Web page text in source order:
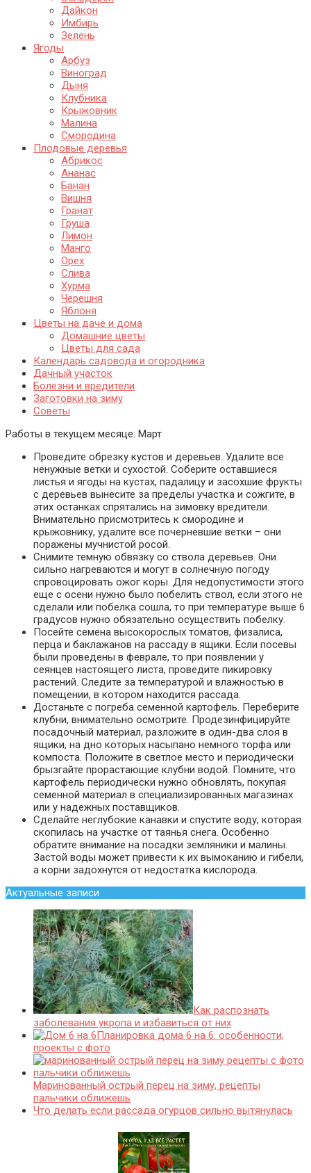
Дайкон
Имбирь
Зелень
Ягоды
Арбуз
Виноград
Дыня
Клубника
Крыжовник
Малина
Смородина
Плодовые деревья
Абрикос
Ананас
Банан
Вишня
Гранат
Груша
Лимон
Манго
Орех
Слива
Хурма
Черешня
Яблоня
Цветы на даче и дома
Домашние цветы
Цветы для сада
Календарь садовода и огородника
Дачный участок
Болезни и вредители
Заготовки на зиму
Советы
Работы в текущем месяце: Март
Проведите обрезку кустов и деревьев. Удалите все
ненужные ветки и сухостой. Соберите оставшиеся
листья и ягоды на кустах, падалицу и засохшие фрукты
с деревьев вынесите за пределы участка и сожгите, в
этих останках спрятались на зимовку вредители.
Внимательно присмотритесь к смородине и
крыжовнику, удалите все почерневшие ветки – они
поражены мучнистой росой.
Снимите темную обвязку со ствола деревьев. Они
сильно нагреваются и могут в солнечную погоду
спровоцировать ожог коры. Для недопустимости этого
еще с осени нужно было побелить ствол, если этого не
сделали или побелка сошла, то при температуре выше 6
градусов нужно обязательно осуществить побелку.
Посейте семена высокорослых томатов, физалиса,
перца и баклажанов на рассаду в ящики. Если посевы
были проведены в феврале, то при появлении у
сеянцев настоящего листа, проведите пикировку
растений. Следите за температурой и влажностью в
помещении, в котором находится рассада.
Достаньте с погреба семенной картофель. Переберите
клубни, внимательно осмотрите. Продезинфицируйте
посадочный материал, разложите в один-два слоя в
ящики, на дно которых насыпано немного торфа или
компоста. Положите в светлое место и периодически
брызгайте прорастающие клубни водой. Помните, что
картофель периодически нужно обновлять, покупая
семенной материал в специализированных магазинах
или у надежных поставщиков.
Сделайте неглубокие канавки и спустите воду, которая
скопилась на участке от таянья снега. Особенно
обратите внимание на посадки земляники и малины.
Застой воды может привести к их вымоканию и гибели,
а корни задохнутся от недостатка кислорода.
Актуальные записи
Как распознать
заболевания укропа и избавиться от них
Планировка дома 6 на 6: особенности,
проекты с фото
Маринованный острый перец на зиму, рецепты
пальчики оближешь
Что делать если рассада огурцов сильно вытянулась